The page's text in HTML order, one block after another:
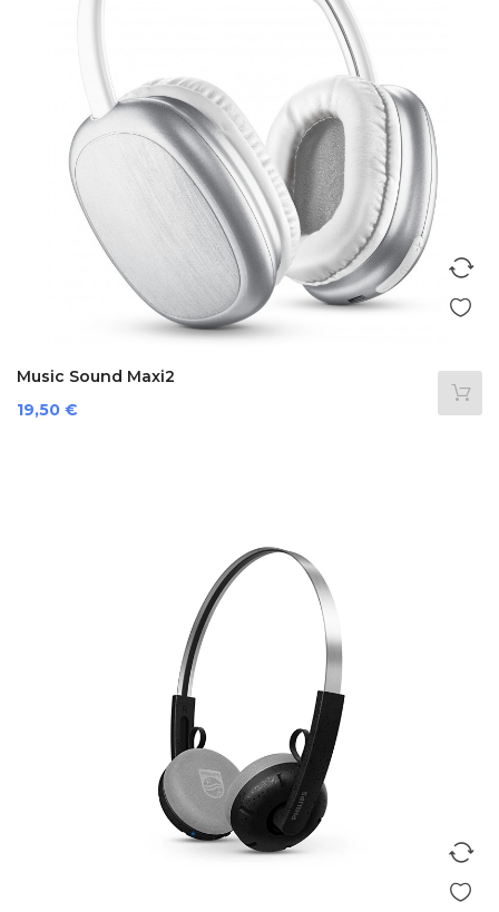
Music Sound Maxi2
Prezzo
19,50 €